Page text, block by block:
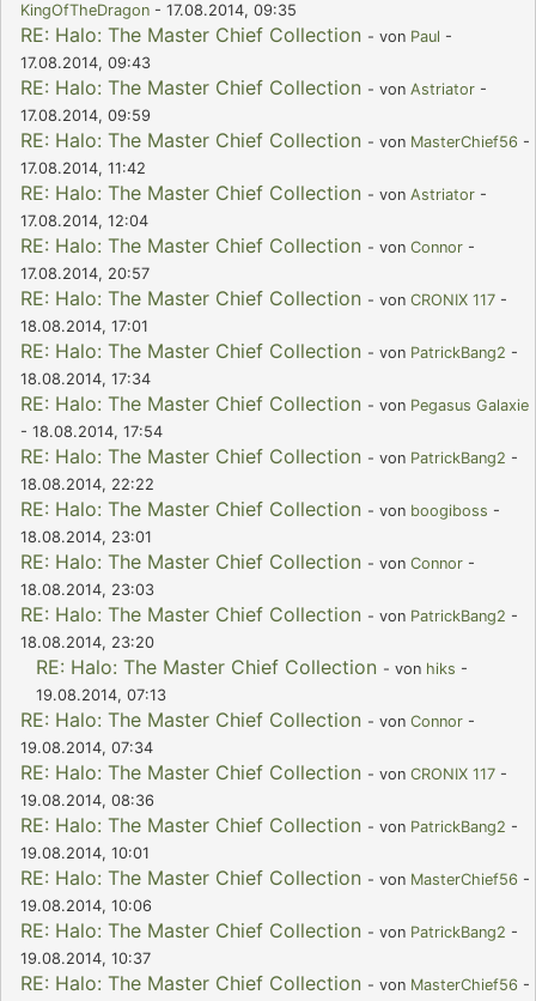
KingOfTheDragon - 17.08.2014, 09:35
RE: Halo: The Master Chief Collection - von Paul -
17.08.2014, 09:43
RE: Halo: The Master Chief Collection - von Astriator -
17.08.2014, 09:59
RE: Halo: The Master Chief Collection - von MasterChief56 -
17.08.2014, 11:42
RE: Halo: The Master Chief Collection - von Astriator -
17.08.2014, 12:04
RE: Halo: The Master Chief Collection - von Connor -
17.08.2014, 20:57
RE: Halo: The Master Chief Collection - von CRONIX 117 -
18.08.2014, 17:01
RE: Halo: The Master Chief Collection - von PatrickBang2 -
18.08.2014, 17:34
RE: Halo: The Master Chief Collection - von Pegasus Galaxie
- 18.08.2014, 17:54
RE: Halo: The Master Chief Collection - von PatrickBang2 -
18.08.2014, 22:22
RE: Halo: The Master Chief Collection - von boogiboss -
18.08.2014, 23:01
RE: Halo: The Master Chief Collection - von Connor -
18.08.2014, 23:03
RE: Halo: The Master Chief Collection - von PatrickBang2 -
18.08.2014, 23:20
RE: Halo: The Master Chief Collection - von hiks -
19.08.2014, 07:13
RE: Halo: The Master Chief Collection - von Connor -
19.08.2014, 07:34
RE: Halo: The Master Chief Collection - von CRONIX 117 -
19.08.2014, 08:36
RE: Halo: The Master Chief Collection - von PatrickBang2 -
19.08.2014, 10:01
RE: Halo: The Master Chief Collection - von MasterChief56 -
19.08.2014, 10:06
RE: Halo: The Master Chief Collection - von PatrickBang2 -
19.08.2014, 10:37
RE: Halo: The Master Chief Collection - von MasterChief56 -